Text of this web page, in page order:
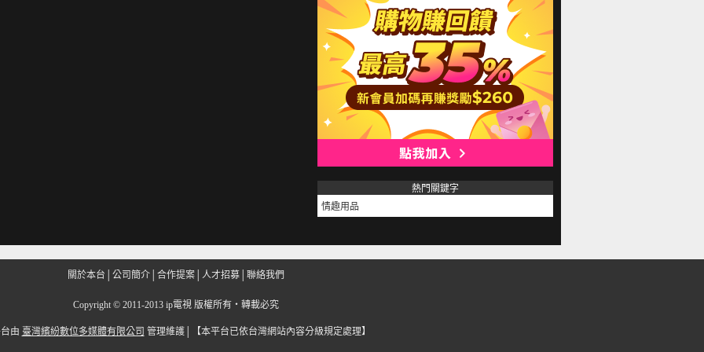
熱門關鍵字
情趣用品
關於本台 公司簡介 合作提案 人才招募 聯絡我們
Copyright © 2011-2013 ip電視 版權所有‧轉載必究
由 臺灣繽紛數位多媒體有限公司 管理維護│ 【本平台已依台灣網站內容分級規定處理】